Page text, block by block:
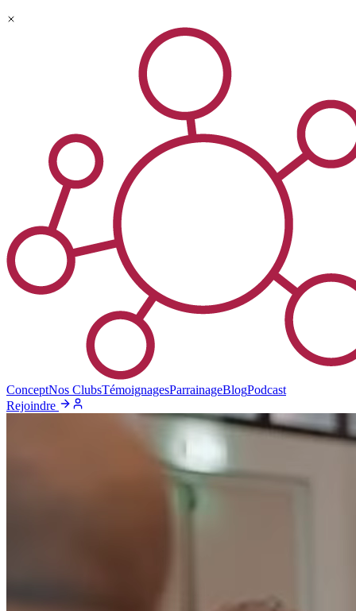
ConceptNos ClubsTémoignagesParrainageBlogPodcast
Rejoindre